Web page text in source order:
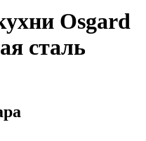
Osgard
сталь